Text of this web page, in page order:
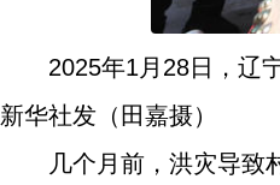
2025年1月28日，辽
新华社发（田嘉摄）
几个月前，洪灾导致